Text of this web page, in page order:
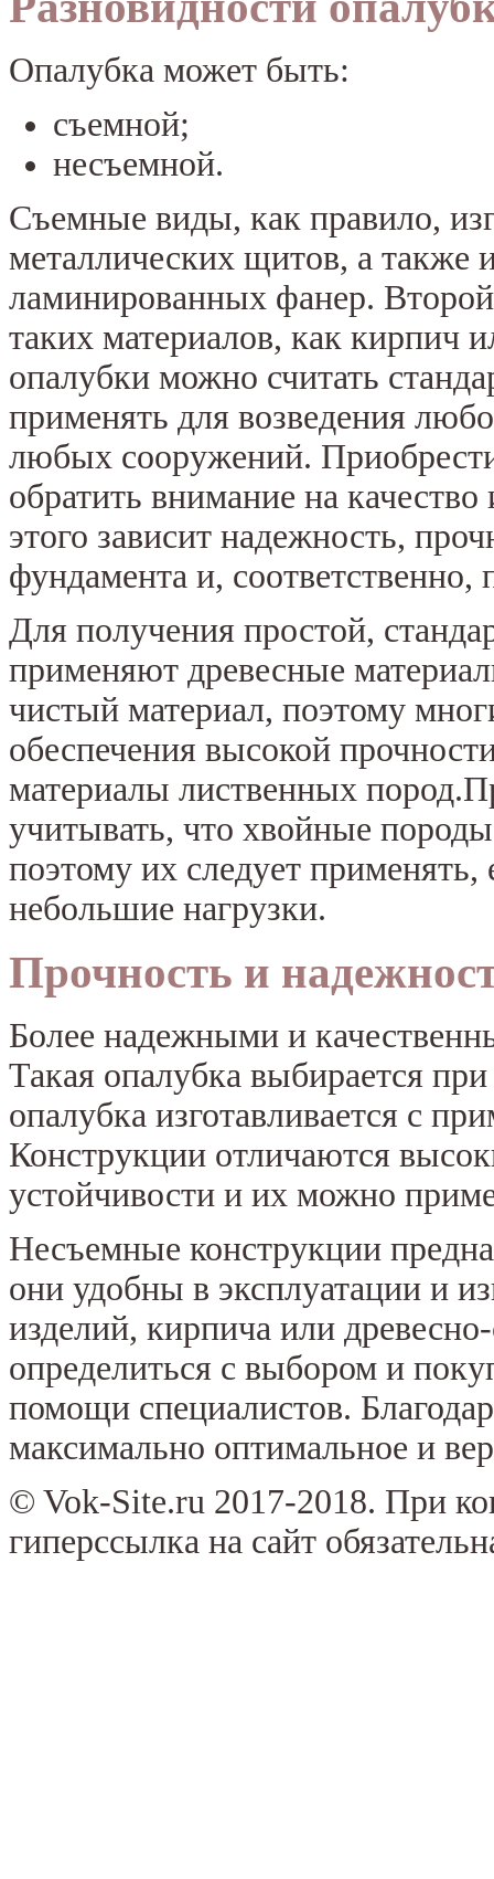
Опалубка может быть:
съемной;
несъемной.
Съемные виды, как правило,
металлических щитов, а также
ламинированных фанер. Второй
таких материалов, как кирпич
опалубки можно считать
применять для возведения
любых сооружений.
обратить внимание на
этого зависит надежность,
фундамента и, соответственно,
Для получения простой,
применяют древесные
чистый материал, поэтому
обеспечения высокой
материалы лиственных
учитывать, что хвойные
поэтому их следует
небольшие нагрузки.
Прочность и
Более надежными и
Такая опалубка выбирается
опалубка изготавливается с
Конструкции отличаются
устойчивости и их можно
Несъемные конструкции
они удобны в эксплуатации и
изделий, кирпича или
определиться с выбором и
помощи специалистов.
максимально оптимальное и
© Vok-Site.ru 2017-2018. При
гиперссылка на сайт